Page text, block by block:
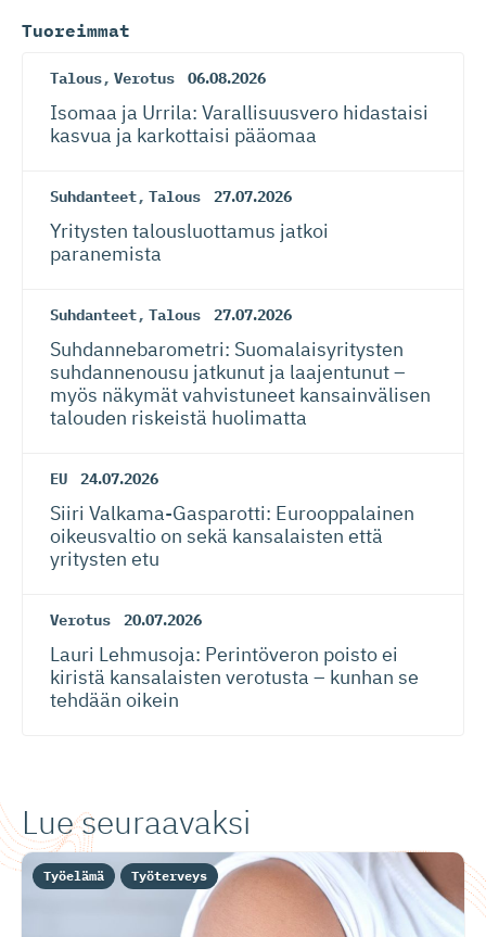
Tuoreimmat
Talous, Verotus 06.08.2026
Isomaa ja Urrila: Varallisuusvero hidastaisi
kasvua ja karkottaisi pääomaa
Suhdanteet, Talous 27.07.2026
Yritysten talousluottamus jatkoi
paranemista
Suhdanteet, Talous 27.07.2026
Suhdanneba­ro­metri: Suomalaisy­ri­tysten
suhdannenousu jatkunut ja laajentunut –
myös näkymät vahvistuneet kansainvälisen
talouden riskeistä huolimatta
EU 24.07.2026
Siiri Valkama-Gas­pa­rotti: Eurooppalainen
oikeusvaltio on sekä kansalaisten että
yritysten etu
Verotus 20.07.2026
Lauri Lehmusoja: Perintöveron poisto ei
kiristä kansalaisten verotusta – kunhan se
tehdään oikein
Lue seuraavaksi
Työelämä Työterveys